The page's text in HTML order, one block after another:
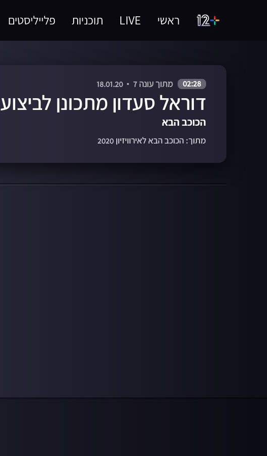
ראשי LIVE תוכניות פלייליסטים
02:28 מתוך עונה 7 18.01.20
דוראל סעדון מתכונן לביצוע
הכוכב הבא
מתוך: הכוכב הבא לאירוויזיון 2020